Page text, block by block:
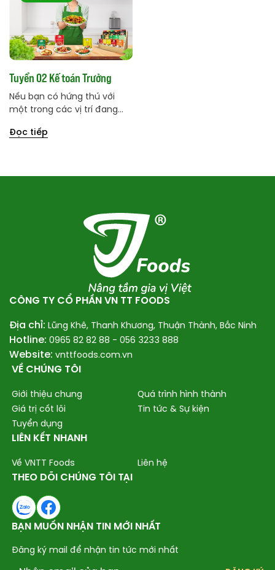
Tuyển 02 Kế toán Trưởng
Nếu bạn có hứng thú với
một trong các vị trí đang
vui lòng bắt đầu bằng cách
Đọc tiếp
CÔNG TY CỔ PHẦN VN TT FOODS
Địa chỉ: Lũng Khê, Thanh Khương, Thuận Thành, Bắc Ninh
Hotline: 0965 82 82 88 - 056 3233 888
Website: vnttfoods.com.vn
VỀ CHÚNG TÔI
Giới thiệu chung
Quá trình hình thành
Giá trị cốt lõi
Tin tức & Sự kiện
Tuyển dụng
BẠN MUỐN NHẬN TIN MỚI NHẤT
Đăng ký mail để nhận tin tức mới nhất
LIÊN KẾT NHANH
Về VNTT Foods Liên hệ
THEO DÕI CHÚNG TÔI TẠI